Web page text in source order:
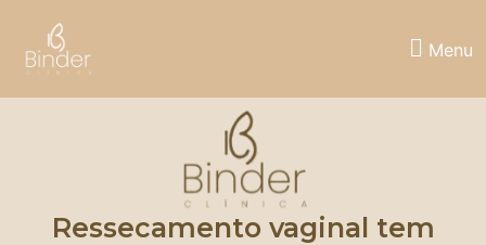
Menu
Ressecamento vaginal tem